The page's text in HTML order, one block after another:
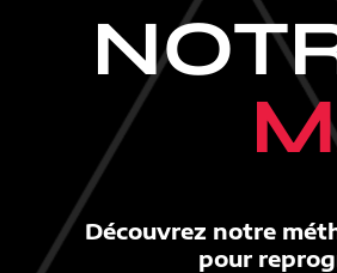
Découvrez notre
pour